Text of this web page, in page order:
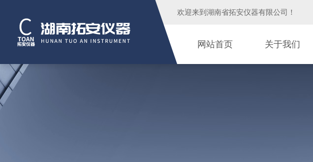
欢迎来到 湖南省拓安仪器有限公司 ！
网站首页 关于我们